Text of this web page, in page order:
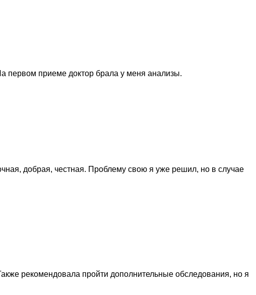
приеме доктор брала у меня анализы.
добрая, честная. Проблему свою я уже решил, но в случае
рекомендовала пройти дополнительные обследования, но я